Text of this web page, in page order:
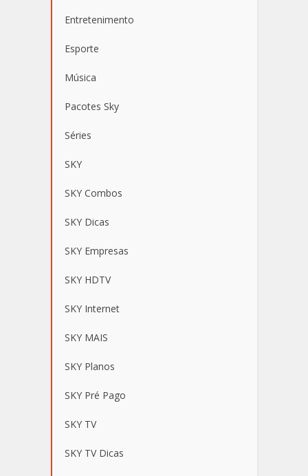
Entretenimento
Esporte
Música
Pacotes Sky
Séries
SKY
SKY Combos
SKY Dicas
SKY Empresas
SKY HDTV
SKY Internet
SKY MAIS
SKY Planos
SKY Pré Pago
SKY TV
SKY TV Dicas